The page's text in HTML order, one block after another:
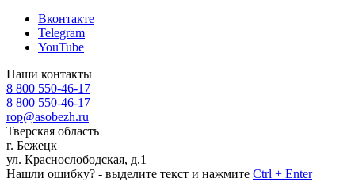
Вконтакте
Telegram
YouTube
Наши контакты
8 800 550-46-17
8 800 550-46-17
rop@asobezh.ru
Тверская область
г. Бежецк
ул. Краснослободская, д.1
Нашли ошибку? - выделите текст и нажмите Ctrl + Enter